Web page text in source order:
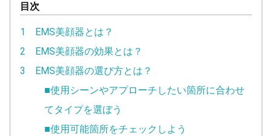
目次
1 EMS美顔器とは？
2 EMS美顔器の効果とは？
3 EMS美顔器の選び方とは？
■使用シーンやアプローチしたい箇所に合わせ
てタイプを選ぼう
■使用可能箇所をチェックしよう